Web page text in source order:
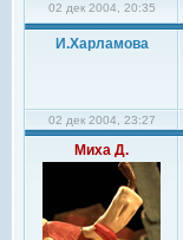
02 дек 2004, 20:35
И.Харламова
02 дек 2004, 23:27
Миха Д.